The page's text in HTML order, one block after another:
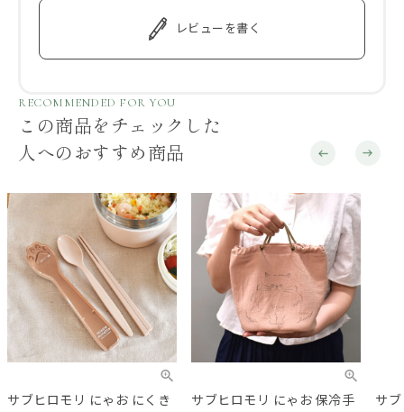
レビューを書く
RECOMMENDED FOR YOU
この商品をチェックした
人へのおすすめ商品
サブヒロモリ にゃお にくき
サブヒロモリ にゃお 保冷手
サ